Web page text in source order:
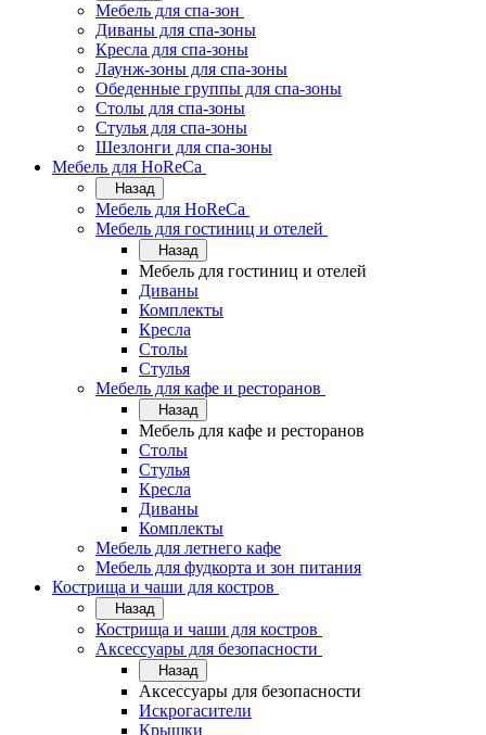
Мебель для спа-зон
Диваны для спа-зоны
Кресла для спа-зоны
Лаунж-зоны для спа-зоны
Обеденные группы для спа-зоны
Столы для спа-зоны
Стулья для спа-зоны
Шезлонги для спа-зоны
Мебель для HoReCa
Назад
Мебель для HoReCa
Мебель для гостиниц и отелей
Назад
Мебель для гостиниц и отелей
Диваны
Комплекты
Кресла
Столы
Стулья
Мебель для кафе и ресторанов
Назад
Мебель для кафе и ресторанов
Столы
Стулья
Кресла
Диваны
Комплекты
Мебель для летнего кафе
Мебель для фудкорта и зон питания
Кострища и чаши для костров
Назад
Кострища и чаши для костров
Аксессуары для безопасности
Назад
Аксессуары для безопасности
Искрогасители
Крышки